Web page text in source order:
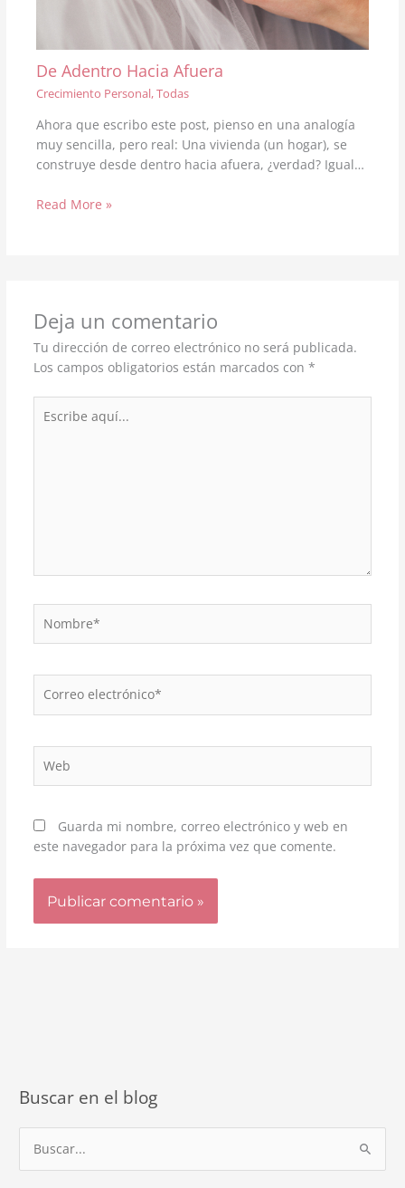
De Adentro Hacia Afuera
Crecimiento Personal,Todas
Ahora que escribo este post, pienso en una analogía
muy sencilla, pero real: Una vivienda (un hogar), se
construye desde dentro hacia afuera, ¿verdad? Igual…
Read More »
Deja un comentario
Tu dirección de correo electrónico no será publicada.
Los campos obligatorios están marcados con *
aquí...
electrónico*
Guarda mi nombre, correo electrónico y web en
este navegador para la próxima vez que comente.
Buscar en el blog